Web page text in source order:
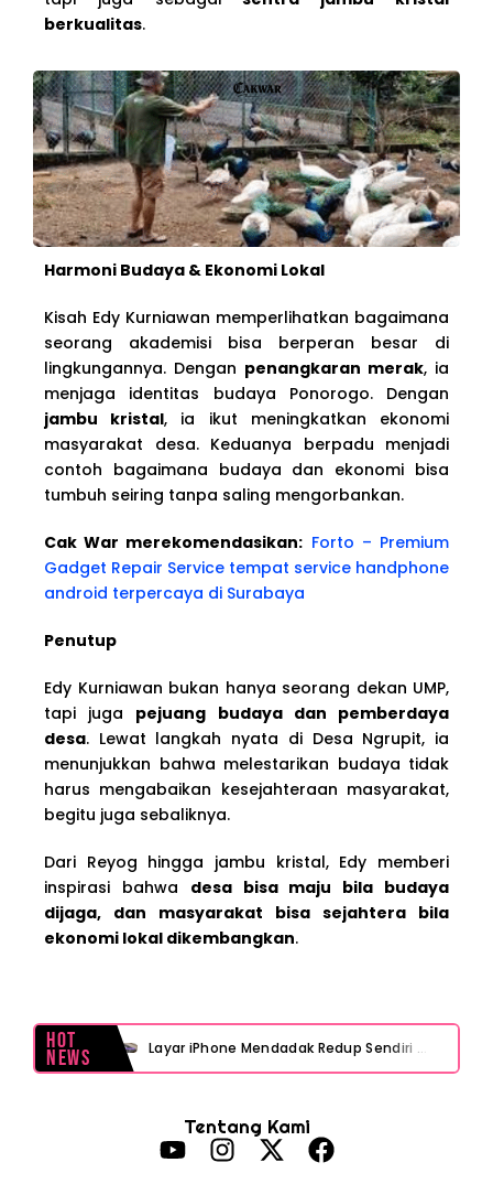
berkualitas.
Harmoni Budaya & Ekonomi Lokal
Kisah Edy Kurniawan memperlihatkan bagaimana
seorang akademisi bisa berperan besar di
lingkungannya. Dengan penangkaran merak, ia
menjaga identitas budaya Ponorogo. Dengan
jambu kristal, ia ikut meningkatkan ekonomi
masyarakat desa. Keduanya berpadu menjadi
contoh bagaimana budaya dan ekonomi bisa
tumbuh seiring tanpa saling mengorbankan.
Cak War merekomendasikan: Forto – Premium
Gadget Repair Service tempat service handphone
android terpercaya di Surabaya
Penutup
Edy Kurniawan bukan hanya seorang dekan UMP,
tapi juga pejuang budaya dan pemberdaya
desa. Lewat langkah nyata di Desa Ngrupit, ia
menunjukkan bahwa melestarikan budaya tidak
harus mengabaikan kesejahteraan masyarakat,
begitu juga sebaliknya.
Dari Reyog hingga jambu kristal, Edy memberi
inspirasi bahwa desa bisa maju bila budaya
dijaga, dan masyarakat bisa sejahtera bila
ekonomi lokal dikembangkan.
Hot
News Layar iPhone Mendadak Redup Sendiri Padahal Auto-Brightness Mati? Ini Penyebab & Solusinya!
Tentang Kami